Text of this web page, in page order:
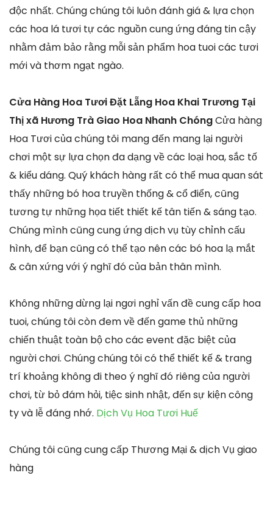
độc nhất. Chúng chúng tôi luôn đánh giá & lựa chọn
các hoa lá tươi tự các nguồn cung ứng đáng tin cậy
nhằm đảm bảo rằng mỗi sản phẩm hoa tuoi các tươi
mới và thơm ngạt ngào.
Cửa Hàng Hoa Tươi Đặt Lẵng Hoa Khai Trương Tại
Thị xã Hương Trà Giao Hoa Nhanh ChóngCửa hàng
Hoa Tươi của chúng tôi mang đến mang lại người
chơi một sự lựa chọn đa dạng về các loại hoa, sắc tố
& kiểu dáng. Quý khách hàng rất có thể mua quan sát
thấy những bó hoa truyền thống & cổ điển, cũng
tương tự những họa tiết thiết kế tân tiến & sáng tạo.
Chúng mình cũng cung ứng dịch vụ tùy chỉnh cấu
hình, để bạn cũng có thể tạo nên các bó hoa lạ mắt
& cân xứng với ý nghĩ đó của bản thân mình.
Không những dừng lại ngơi nghỉ vấn đề cung cấp hoa
tuoi, chúng tôi còn đem về đến game thủ những
chiến thuật toàn bộ cho các event đặc biệt của
người chơi. Chúng chúng tôi có thể thiết kế & trang
trí khoảng không đi theo ý nghĩ đó riêng của người
chơi, từ bỏ đám hỏi, tiệc sinh nhật, đến sự kiện công
ty và lễ đáng nhớ. Dịch Vụ Hoa Tươi Huế
Chúng tôi cũng cung cấp Thương Mại & dịch Vụ giao
hàng